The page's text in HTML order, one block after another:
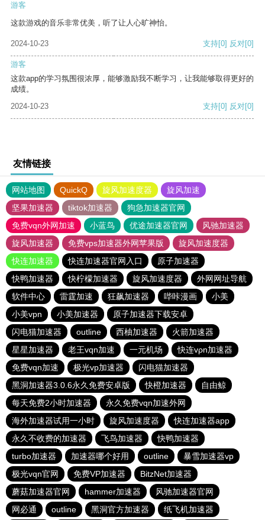
游客
这款游戏的音乐非常优美，听了让人心旷神怡。
2024-10-23 支持[0] 反对[0]
游客
这款app的学习氛围很浓厚，能够激励我不断学习，让我能够取得更好的
成绩。
2024-10-23
支持[0] 反对[0]
友情链接
网站地图 QuickQ 旋风加速度器
旋风加速
坚果加速器
tiktok加速器
狗急加速器官网
免费vqn外网加速
小蓝鸟 优途加速器官网
风驰加速器
旋风加速器
免费vps加速器外网苹果版
旋风加速度器
快连加速器
快连加速器官网入口
原子加速器
快鸭加速器
快柠檬加速器 旋风加速度器
外网网址导航
软件中心
雷霆加速 狂飙加速器 哔咔漫画
小美
小美vpn
小美加速器
原子加速器下载安卓
闪电猫加速器
outline 西柚加速器
火箭加速器
星星加速器
老王vqn加速 一元机场
快连vρn加速器
免费vqn加速
极光vp加速器
闪电猫加速器
黑洞加速器3.0.6永久免费安卓版
快橙加速器
自由鲸
每天免费2小时加速器
永久免费vqn加速外网
海外加速器试用一小时
旋风加速度器
快连加速器app
永久不收费的加速器
飞鸟加速器
快鸭加速器
turbo加速器
加速器哪个好用 outline
暴雪加速器vp
极光vqn官网
免费VP加速器
BitzNet加速器
蘑菇加速器官网
hammer加速器
风驰加速器官网
网必通
outline 黑洞官方加速器 纸飞机加速器